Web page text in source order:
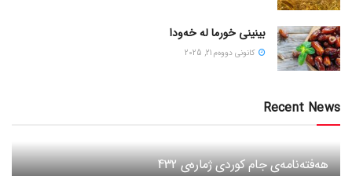
بینینی خورما لە خەودا
كانونی دووه‌م 21, 2025
Recent News
هەفتەنامەی جام کوردی ژمارەی 432